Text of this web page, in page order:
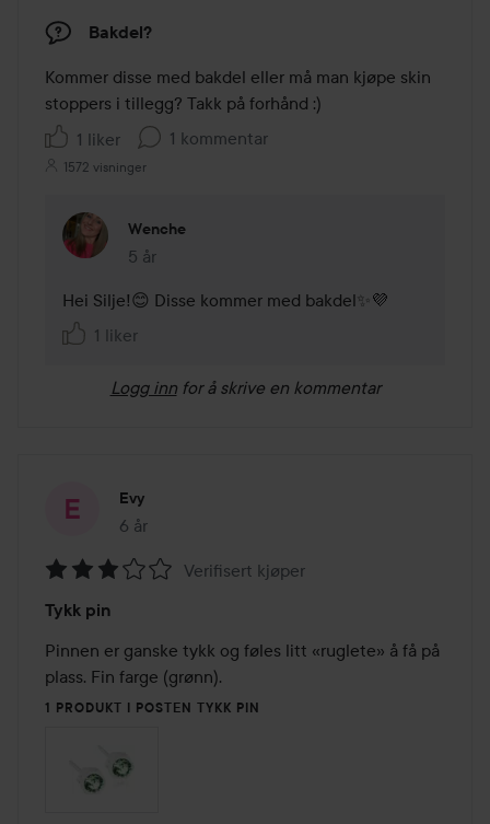
Bakdel?
Kommer disse med bakdel eller må man kjøpe skin
stoppers i tillegg? Takk på forhånd :)
1 liker
1 kommentar
1572 visninger
Wenche
5 år
Kommentaren lades 5 år
Hei Silje!😊 Disse kommer med bakdel✨💜
1 liker
Logg inn for å skrive en kommentar
Evy
6 år
Innlegget ble opprettet 6 år
3
av
5
Verifisert kjøper
Tykk pin
Pinnen er ganske tykk og føles litt «ruglete» å få på
plass. Fin farge (grønn).
1 PRODUKT I POSTEN TYKK PIN